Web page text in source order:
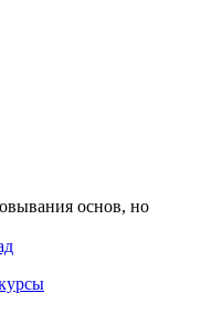
основ, но